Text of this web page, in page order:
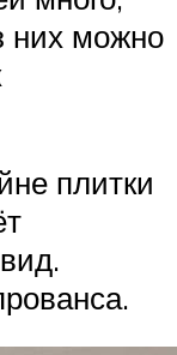
них можно
плитки